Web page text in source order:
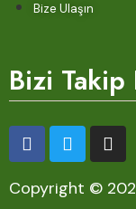
Bize Ulaşın
Bizi Takip
Copyright ©